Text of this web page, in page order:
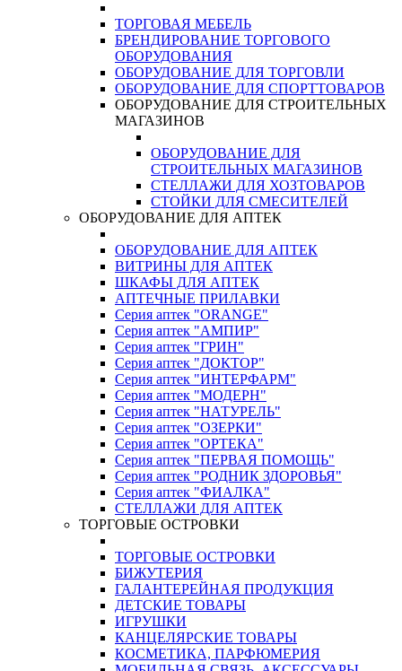
ТОРГОВАЯ МЕБЕЛЬ
БРЕНДИРОВАНИЕ ТОРГОВОГО
ОБОРУДОВАНИЯ
ОБОРУДОВАНИЕ ДЛЯ ТОРГОВЛИ
ОБОРУДОВАНИЕ ДЛЯ СПОРТТОВАРОВ
ОБОРУДОВАНИЕ ДЛЯ СТРОИТЕЛЬНЫХ
МАГАЗИНОВ
ОБОРУДОВАНИЕ ДЛЯ
СТРОИТЕЛЬНЫХ МАГАЗИНОВ
СТЕЛЛАЖИ ДЛЯ ХОЗТОВАРОВ
СТОЙКИ ДЛЯ СМЕСИТЕЛЕЙ
ОБОРУДОВАНИЕ ДЛЯ АПТЕК
ОБОРУДОВАНИЕ ДЛЯ АПТЕК
ВИТРИНЫ ДЛЯ АПТЕК
ШКАФЫ ДЛЯ АПТЕК
АПТЕЧНЫЕ ПРИЛАВКИ
Серия аптек "ORANGE"
Серия аптек "АМПИР"
Серия аптек "ГРИН"
Серия аптек "ДОКТОР"
Серия аптек "ИНТЕРФАРМ"
Серия аптек "МОДЕРН"
Серия аптек "НАТУРЕЛЬ"
Серия аптек "ОЗЕРКИ"
Серия аптек "ОРТЕКА"
Серия аптек "ПЕРВАЯ ПОМОЩЬ"
Серия аптек "РОДНИК ЗДОРОВЬЯ"
Серия аптек "ФИАЛКА"
СТЕЛЛАЖИ ДЛЯ АПТЕК
ТОРГОВЫЕ ОСТРОВКИ
ТОРГОВЫЕ ОСТРОВКИ
БИЖУТЕРИЯ
ГАЛАНТЕРЕЙНАЯ ПРОДУКЦИЯ
ДЕТСКИЕ ТОВАРЫ
ИГРУШКИ
КАНЦЕЛЯРСКИЕ ТОВАРЫ
КОСМЕТИКА, ПАРФЮМЕРИЯ